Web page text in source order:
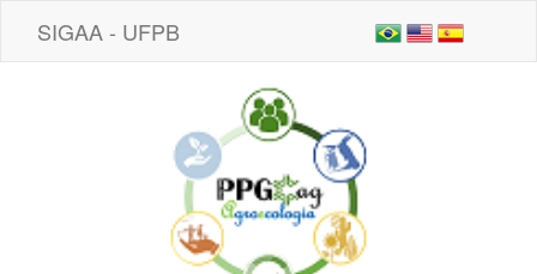
SIGAA - UFPB